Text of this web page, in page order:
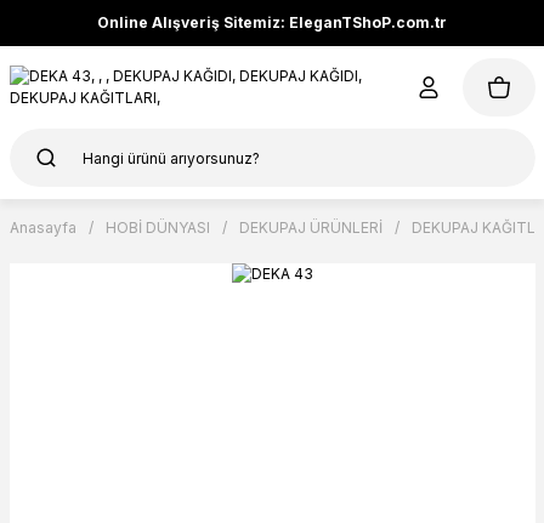
Online Alışveriş Sitemiz: EleganTShoP.com.tr
Anasayfa HOBİ DÜNYASI DEKUPAJ ÜRÜNLERİ DEKUPAJ